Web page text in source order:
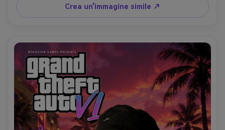
che fermano lo scorrimento dei feed e stimolano il
coinvolgimento su tutte le piattaforme di social media.
Crea un'immagine simile ↗